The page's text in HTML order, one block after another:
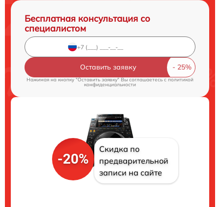
Бесплатная консультация со
специалистом
Оставить заявку
Нажимая на кнопку "Оставить заявку" Вы соглашаетесь c политикой
конфиденциальности
-20%
Скидка по
предварительной
записи на сайте